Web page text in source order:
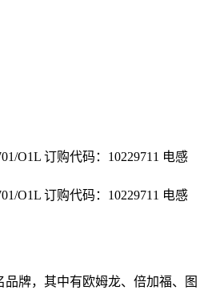
牌，其中有欧姆龙、倍加福、图